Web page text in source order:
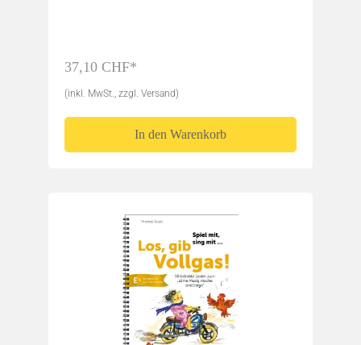
37,10 CHF*
(inkl. MwSt., zzgl. Versand)
In den Warenkorb